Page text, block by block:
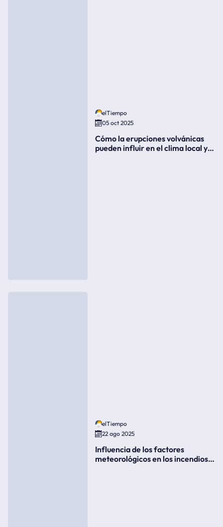
elTiempo
05 oct 2025
Cómo la erupciones volvánicas
pueden influir en el clima local y
elTiempo
22 ago 2025
Influencia de los factores
meteorológicos en los incendios